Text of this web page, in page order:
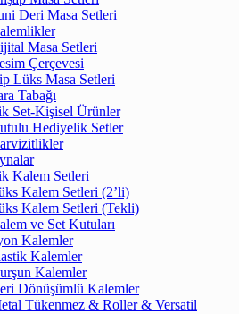
Deri Masa Setleri
Masa Setleri
Çerçevesi
Lüks Masa Setleri
Tabağı
Set-Kişisel Ürünler
Hediyelik Setler
Kalem Setleri
Kalem Setleri (2’li)
Kalem Setleri (Tekli)
ve Set Kutuları
Kalemler
Kalemler
Kalemler
Dönüşümlü Kalemler
Tükenmez & Roller & Versatil